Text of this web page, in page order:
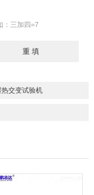
：三加四=7
交变试验机